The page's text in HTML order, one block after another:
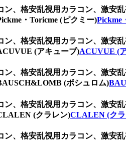
、格安乱視用カラコン、激
・Toricme (ピクミー)Pickme
、格安乱視用カラコン、激
(アキューブ)ACUVUE (
、格安乱視用カラコン、激
(ボシュロム)
、格安乱視用カラコン、激
(クラレン)CLALEN (ク
、格安乱視用カラコン、激